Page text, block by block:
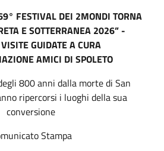
FESTIVAL DEI 2MONDI TORNA
E SOTTERRANEA 2026” -
GUIDATE A CURA
AMICI DI SPOLETO
800 anni dalla morte di San
ripercorsi i luoghi della sua
conversione
Stampa